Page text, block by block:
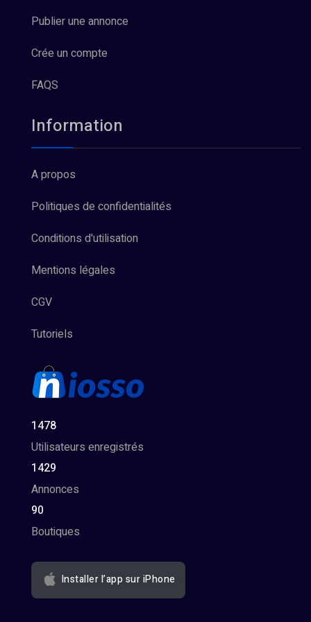
Publier une annonce
Crée un compte
FAQS
Information
A propos
Politiques de confidentialités
Conditions d'utilisation
Mentions légales
CGV
Tutoriels
1478
Utilisateurs enregistrés
1429
Annonces
90
Boutiques
Installer l’app sur iPhone